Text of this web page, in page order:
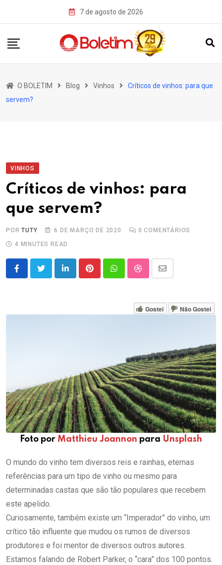
7 de agosto de 2026
O BOLETIM Blog Vinhos
Críticos de vinhos: para que
servem?
VINHOS
Críticos de vinhos: para
que servem?
PORTUTY 6 DE MARÇO DE 2020 0 COMENTÁRIOS
4 MINUTES READ
LinkedInPinterestWhatsappStumbleUpon
Share
Email
Gostei Não Gostei
Foto por Matthieu Joannon para Unsplash
O mundo do vinho tem diversos reis e rainhas, eternas
referências para um tipo de vinho ou mesmo para
determinadas castas que são tão populares que recebem
este apelido.
Curiosamente, também existe um “Imperador” do vinho, um
crítico tão influente que mudou os rumos de diversos
produtores e foi mentor de diversos outros autores.
Estamos falando de Robert Parker, o “cara” dos 100 pontos.